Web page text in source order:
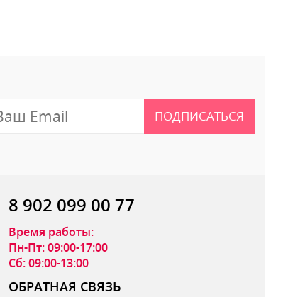
ПОДПИСАТЬСЯ
8 902 099 00 77
Время работы:
Пн-Пт: 09:00-17:00
Сб: 09:00-13:00
ОБРАТНАЯ СВЯЗЬ